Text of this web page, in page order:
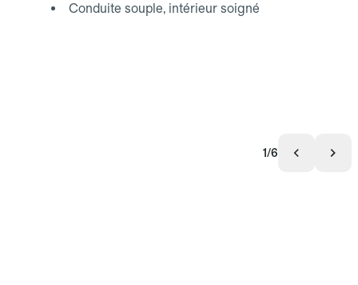
Conduite souple, intérieur soigné
1/6